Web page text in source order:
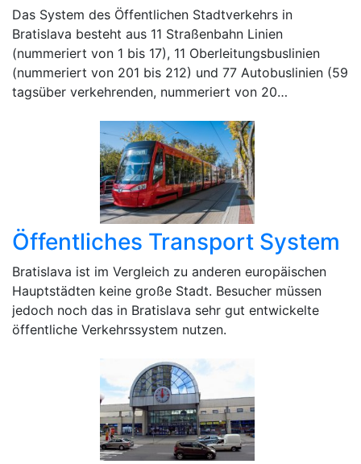
Das System des Öffentlichen Stadtverkehrs in
Bratislava besteht aus 11 Straßenbahn Linien
(nummeriert von 1 bis 17), 11 Oberleitungsbuslinien
(nummeriert von 201 bis 212) und 77 Autobuslinien (59
tagsüber verkehrenden, nummeriert von 20…
Öffentliches Transport System
Bratislava ist im Vergleich zu anderen europäischen
Hauptstädten keine große Stadt. Besucher müssen
jedoch noch das in Bratislava sehr gut entwickelte
öffentliche Verkehrssystem nutzen.